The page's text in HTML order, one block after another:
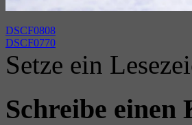
DSCF0808
DSCF0770
Setze ein
Schreibe einen